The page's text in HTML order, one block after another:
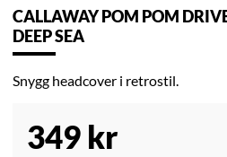
CALLAWAY POM POM
DEEP SEA
Snygg headcover i retrostil.
349 kr